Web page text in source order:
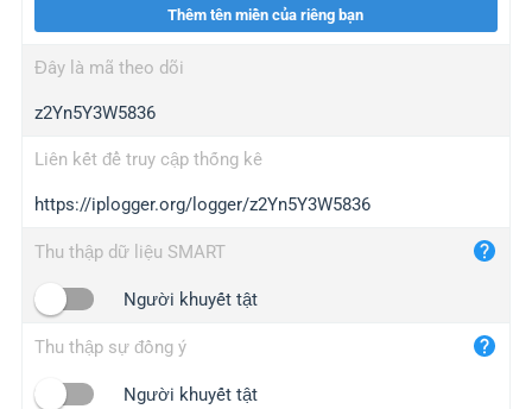
wl.gl
ed.tc
bc.ax
iplogger.com
maper.info
2no.co
yip.su
iplogger.info
Thêm tên miền của riêng bạn
Đây là mã theo dõi
z2Yn5Y3W5836
Liên kết để truy cập thống kê
https://iplogger.org/logger/z2Yn5Y3W5836
Thu thập dữ liệu SMART
Người khuyết tật
Thu thập sự đồng ý
Người khuyết tật